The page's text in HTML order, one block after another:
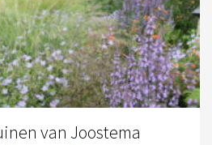
van Joostema